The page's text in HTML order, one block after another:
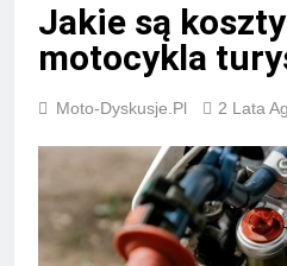
Jakie są
motocykla
Moto-Dyskusje.pl 2 Lata